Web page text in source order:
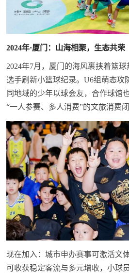
2024年·厦门：山海相聚，生态共荣
2024年7月，厦门的海风裹挟着篮
选手刷新小篮球纪录。U6组萌态攻
同地域的少年以球会友，合作球馆
“一人参赛、多人消费”的文旅消费闭
现在加入：城市申办赛事可激活文
可收获稳定客流与多元增收，小球